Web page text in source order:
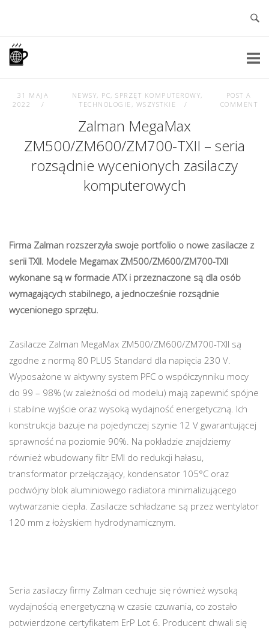
content
Home
31 MAJA
2022
NEWSY, PC,SPRZĘT KOMPUTEROWY,
TECHNOLOGIE , WSZYSTKIE
POST A
COMMENT
Zalman MegaMax
ZM500/ZM600/ZM700-TXII – seria
rozsądnie wycenionych zasilaczy
komputerowych
Firma Zalman rozszerzyła swoje portfolio o nowe zasilacze z
serii TXII. Modele Megamax ZM500/ZM600/ZM700-TXII
wykonane są w formacie ATX i przeznaczone są dla osób
wymagających stabilnego, a jednocześnie rozsądnie
wycenionego sprzętu.
Zasilacze Zalman MegaMax ZM500/ZM600/ZM700-TXII są
zgodne z normą 80 PLUS Standard dla napięcia 230 V.
Wyposażone w aktywny system PFC o współczynniku mocy
do 99 – 98% (w zależności od modelu) mają zapewnić spójne
i stabilne wyjście oraz wysoką wydajność energetyczną. Ich
konstrukcja bazuje na pojedynczej szynie 12 V gwarantującej
sprawność na poziomie 90%. Na pokładzie znajdziemy
również wbudowany filtr EMI do redukcji hałasu,
transformator przełączający, kondensator 105°C oraz
podwójny blok aluminiowego radiatora minimalizującego
wytwarzanie ciepła. Zasilacze schładzane są przez wentylator
120 mm z łożyskiem hydrodynamicznym.
Seria zasilaczy firmy Zalman cechuje się również wysoką
wydajnością energetyczną w czasie czuwania, co zostało
potwierdzone certyfikatem ErP Lot 6. Producent chwali się